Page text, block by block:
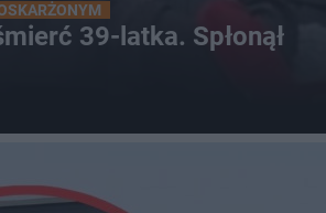
39-latka. Spłonął